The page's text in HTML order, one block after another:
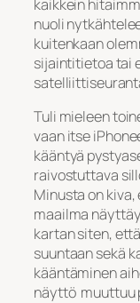
kaikkein
nuoli
kuitenkaan
sijaintitietoa tai
Tuli mieleen
vaan itse
kääntyä
raivostuttava
Minusta on
maailma
kartan siten,
suuntaan sekä
kääntäminen
näyttö muuttuu